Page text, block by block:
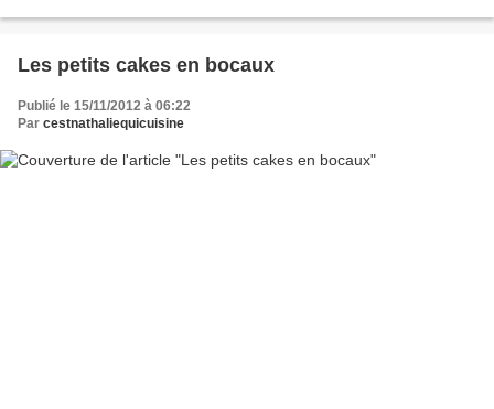
Les petits cakes en bocaux
Publié le 15/11/2012 à 06:22
Par cestnathaliequicuisine